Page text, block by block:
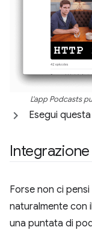
L'app Podcasts
Esegui
Forse non ci
naturalmente con
una puntata di